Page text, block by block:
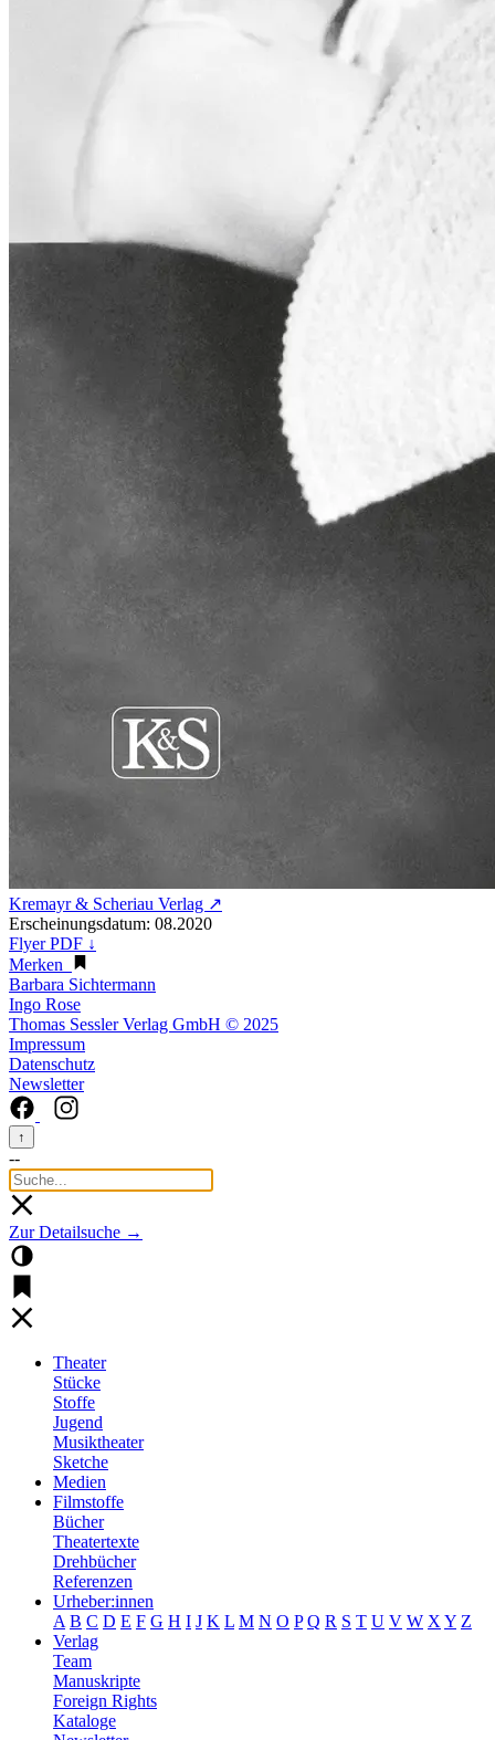
Kremayr & Scheriau Verlag ↗
Erscheinungsdatum: 08.2020
Flyer PDF ↓
Merken
Barbara Sichtermann
Ingo Rose
Thomas Sessler Verlag GmbH © 2025
Impressum
Datenschutz
Newsletter
↑
--
Zur Detailsuche →
Theater
Stücke
Stoffe
Jugend
Musiktheater
Sketche
Medien
Filmstoffe
Bücher
Theatertexte
Drehbücher
Referenzen
Urheber:innen
A B C D E F G H I J K L M N O P Q R S T U V W X Y Z
Verlag
Team
Manuskripte
Foreign Rights
Kataloge